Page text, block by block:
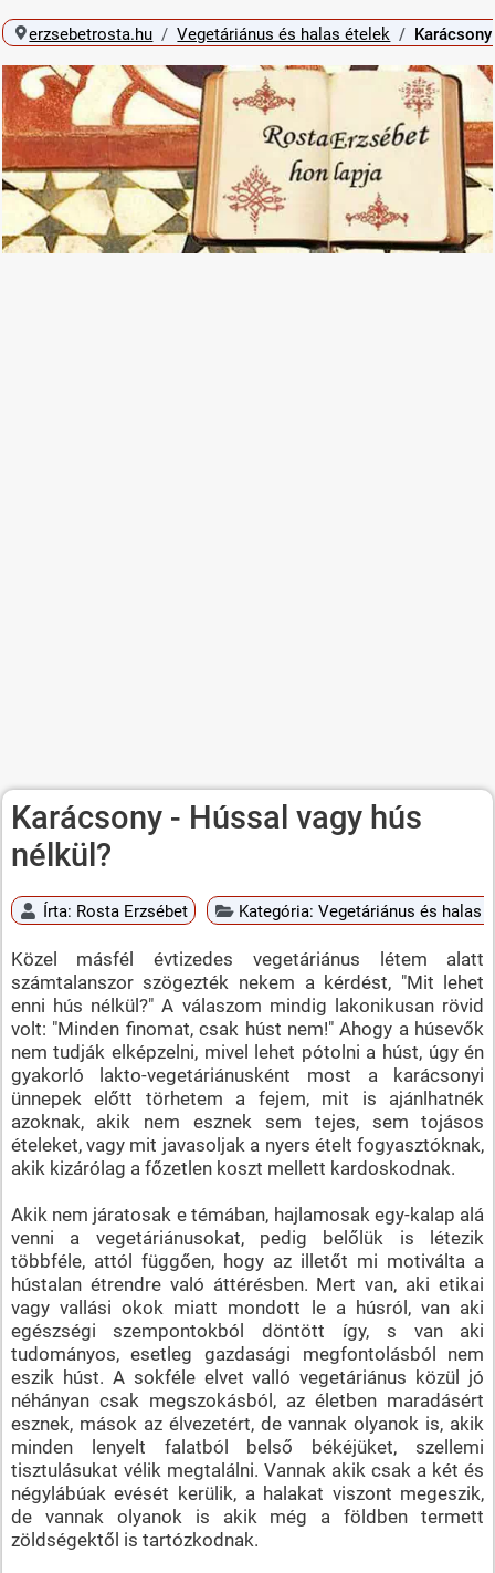
erzsebetrosta.hu Vegetáriánus és halas ételek
Karácsony - Hússal vagy hús
nélkül?
Írta: Rosta Erzsébet Kategória:Vegetáriánus és halas
Közel másfél évtizedes vegetáriánus létem alatt
számtalanszor szögezték nekem a kérdést, "Mit lehet
enni hús nélkül?" A válaszom mindig lakonikusan rövid
volt: "Minden finomat, csak húst nem!" Ahogy a húsevők
nem tudják elképzelni, mivel lehet pótolni a húst, úgy én
gyakorló lakto-vegetáriánusként most a karácsonyi
ünnepek előtt törhetem a fejem, mit is ajánlhatnék
azoknak, akik nem esznek sem tejes, sem tojásos
ételeket, vagy mit javasoljak a nyers ételt fogyasztóknak,
akik kizárólag a főzetlen koszt mellett kardoskodnak.
Akik nem járatosak e témában, hajlamosak egy-kalap alá
venni a vegetáriánusokat, pedig belőlük is létezik
többféle, attól függően, hogy az illetőt mi motiválta a
hústalan étrendre való áttérésben. Mert van, aki etikai
vagy vallási okok miatt mondott le a húsról, van aki
egészségi szempontokból döntött így, s van aki
tudományos, esetleg gazdasági megfontolásból nem
eszik húst. A sokféle elvet valló vegetáriánus közül jó
néhányan csak megszokásból, az életben maradásért
esznek, mások az élvezetért, de vannak olyanok is, akik
minden lenyelt falatból belső békéjüket, szellemi
tisztulásukat vélik megtalálni. Vannak akik csak a két és
négylábúak evését kerülik, a halakat viszont megeszik,
de vannak olyanok is akik még a földben termett
zöldségektől is tartózkodnak.